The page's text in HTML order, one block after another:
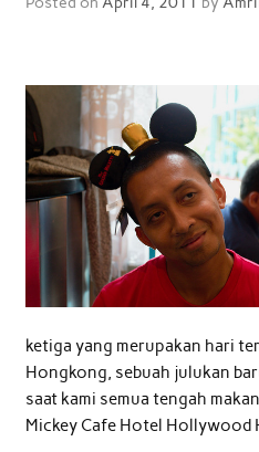
ketiga yang merupakan hari
Hongkong, sebuah julukan
saat kami semua tengah
Mickey Cafe Hotel Hollywood